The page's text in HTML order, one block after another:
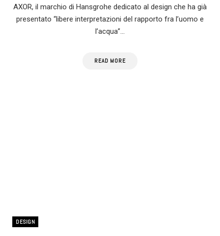
AXOR, il marchio di Hansgrohe dedicato al design che ha già
presentato “libere interpretazioni del rapporto fra l’uomo e
l’acqua”…
READ MORE
DESIGN